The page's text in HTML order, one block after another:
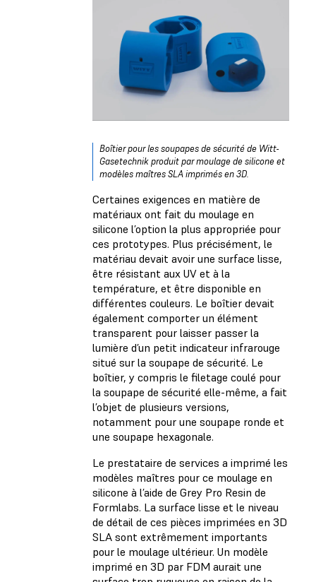
Boîtier pour les soupapes de sécurité de Witt-
Gasetechnik produit par moulage de silicone et
modèles maîtres SLA imprimés en 3D.
Certaines exigences en matière de
matériaux ont fait du moulage en
silicone l’option la plus appropriée pour
ces prototypes. Plus précisément, le
matériau devait avoir une surface lisse,
être résistant aux UV et à la
température, et être disponible en
différentes couleurs. Le boîtier devait
également comporter un élément
transparent pour laisser passer la
lumière d’un petit indicateur infrarouge
situé sur la soupape de sécurité. Le
boîtier, y compris le filetage coulé pour
la soupape de sécurité elle-même, a fait
l’objet de plusieurs versions,
notamment pour une soupape ronde et
une soupape hexagonale.
Le prestataire de services a imprimé les
modèles maîtres pour ce moulage en
silicone à l’aide de Grey Pro Resin de
Formlabs. La surface lisse et le niveau
de détail de ces pièces imprimées en 3D
SLA sont extrêmement importants
pour le moulage ultérieur. Un modèle
imprimé en 3D par FDM aurait une